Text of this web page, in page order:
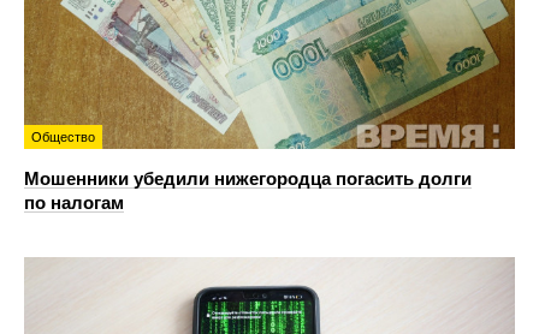
Общество
Мошенники убедили нижегородца погасить долги
по налогам